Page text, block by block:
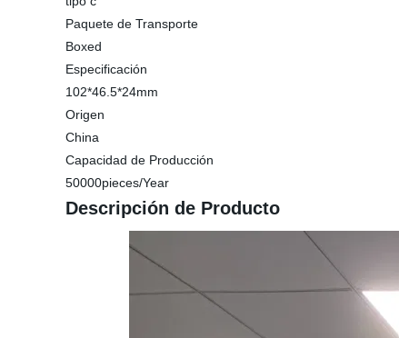
Paquete de Transporte
Boxed
Especificación
102*46.5*24mm
Origen
China
Capacidad de Producción
50000pieces/Year
Descripción de Producto